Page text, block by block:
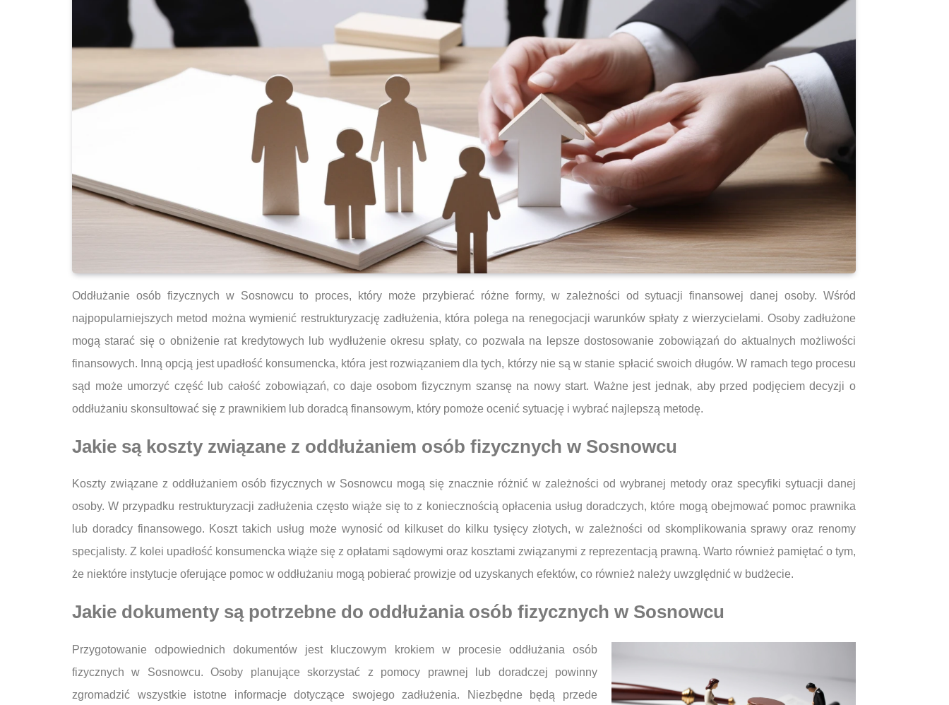
Oddłużanie osób fizycznych w Sosnowcu to proces, który może przybierać różne formy, w zależności od sytuacji finansowej danej osoby. Wśród
najpopularniejszych metod można wymienić restrukturyzację zadłużenia, która polega na renegocjacji warunków spłaty z wierzycielami. Osoby zadłużone
mogą starać się o obniżenie rat kredytowych lub wydłużenie okresu spłaty, co pozwala na lepsze dostosowanie zobowiązań do aktualnych możliwości
finansowych. Inną opcją jest upadłość konsumencka, która jest rozwiązaniem dla tych, którzy nie są w stanie spłacić swoich długów. W ramach tego procesu
sąd może umorzyć część lub całość zobowiązań, co daje osobom fizycznym szansę na nowy start. Ważne jest jednak, aby przed podjęciem decyzji o
oddłużaniu skonsultować się z prawnikiem lub doradcą finansowym, który pomoże ocenić sytuację i wybrać najlepszą metodę.
Jakie są koszty związane z oddłużaniem osób fizycznych w Sosnowcu
Koszty związane z oddłużaniem osób fizycznych w Sosnowcu mogą się znacznie różnić w zależności od wybranej metody oraz specyfiki sytuacji danej
osoby. W przypadku restrukturyzacji zadłużenia często wiąże się to z koniecznością opłacenia usług doradczych, które mogą obejmować pomoc prawnika
lub doradcy finansowego. Koszt takich usług może wynosić od kilkuset do kilku tysięcy złotych, w zależności od skomplikowania sprawy oraz renomy
specjalisty. Z kolei upadłość konsumencka wiąże się z opłatami sądowymi oraz kosztami związanymi z reprezentacją prawną. Warto również pamiętać o tym,
że niektóre instytucje oferujące pomoc w oddłużaniu mogą pobierać prowizje od uzyskanych efektów, co również należy uwzględnić w budżecie.
Jakie dokumenty są potrzebne do oddłużania osób fizycznych w Sosnowcu
Przygotowanie odpowiednich dokumentów jest kluczowym krokiem w procesie oddłużania osób
fizycznych w Sosnowcu. Osoby planujące skorzystać z pomocy prawnej lub doradczej powinny
zgromadzić wszystkie istotne informacje dotyczące swojego zadłużenia. Niezbędne będą przede